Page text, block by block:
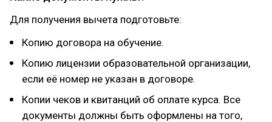
Для получения вычета подготовьте:
Копию договора на обучение.
Копию лицензии образовательной организации,
если её номер не указан в договоре.
Копии чеков и квитанций об оплате курса. Все
документы должны быть оформлены на того,